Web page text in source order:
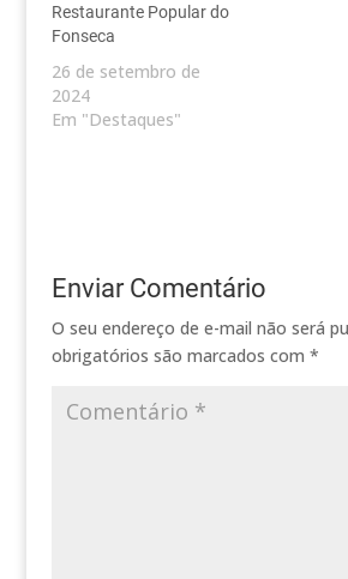
Restaurante Popular do
Fonseca
26 de setembro de
2024
Em "Destaques"
Enviar Comentário
O seu endereço de e-mail não será
obrigatórios são marcados com *